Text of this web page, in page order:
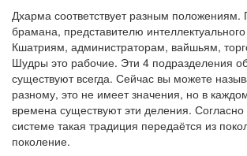
Дхарма соответствует разным
брамана, представителю
Кшатриям, администраторам, вайшьям,
Шудры это рабочие. Эти 4 подразделения
существуют всегда. Сейчас вы можете
разному, это не имеет значения, но в
времена существуют эти деления. Согласно
системе такая традиция передаётся из
поколение.